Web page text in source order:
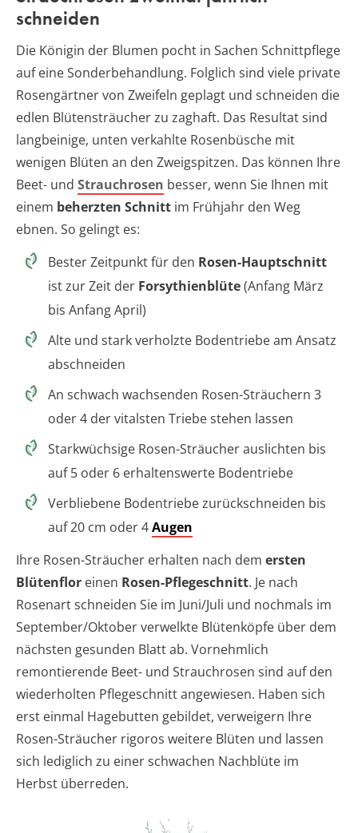
schneiden
Die Königin der Blumen pocht in Sachen Schnittpflege
auf eine Sonderbehandlung. Folglich sind viele private
Rosengärtner von Zweifeln geplagt und schneiden die
edlen Blütensträucher zu zaghaft. Das Resultat sind
langbeinige, unten verkahlte Rosenbüsche mit
wenigen Blüten an den Zweigspitzen. Das können Ihre
Beet- und Strauchrosen besser, wenn Sie Ihnen mit
einem beherzten Schnitt im Frühjahr den Weg
ebnen. So gelingt es:
Bester Zeitpunkt für den Rosen-Hauptschnitt
ist zur Zeit der Forsythienblüte(Anfang März
bis Anfang April)
Alte und stark verholzte Bodentriebe am Ansatz
abschneiden
An schwach wachsenden Rosen-Sträuchern 3
oder 4 der vitalsten Triebe stehen lassen
Starkwüchsige Rosen-Sträucher auslichten bis
auf 5 oder 6 erhaltenswerte Bodentriebe
Verbliebene Bodentriebe zurückschneiden bis
auf 20 cm oder 4Augen
Ihre Rosen-Sträucher erhalten nach dem ersten
Blütenflor einen Rosen-Pflegeschnitt. Je nach
Rosenart schneiden Sie im Juni/Juli und nochmals im
September/Oktober verwelkte Blütenköpfe über dem
nächsten gesunden Blatt ab. Vornehmlich
remontierende Beet- und Strauchrosen sind auf den
wiederholten Pflegeschnitt angewiesen. Haben sich
erst einmal Hagebutten gebildet, verweigern Ihre
Rosen-Sträucher rigoros weitere Blüten und lassen
sich lediglich zu einer schwachen Nachblüte im
Herbst überreden.